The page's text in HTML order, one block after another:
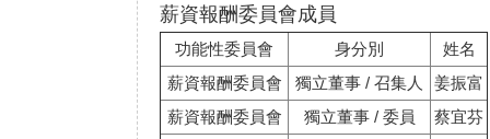
薪資報酬委員會成員
功能性委員會 身分別
姓名
薪資報酬委員會
獨立董事 / 召集人
姜振富
薪資報酬委員會
獨立董事 / 委員
蔡宜芬